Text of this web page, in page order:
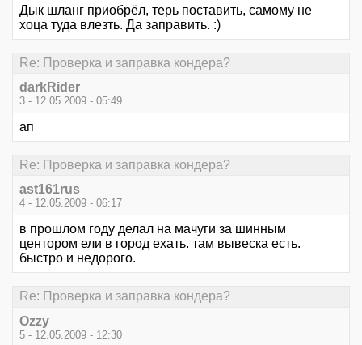
Дык шланг приобрёл, терь поставить, самому не
хоца туда влезть. Да заправить. :)
Re: Проверка и заправка кондера?
darkRider
3 - 12.05.2009 - 05:49
ап
Re: Проверка и заправка кондера?
ast161rus
4 - 12.05.2009 - 06:17
в прошлом году делал на мачуги за шинным
центором ели в город ехать. там вывеска есть.
быстро и недорого.
Re: Проверка и заправка кондера?
Ozzy
5 - 12.05.2009 - 12:30